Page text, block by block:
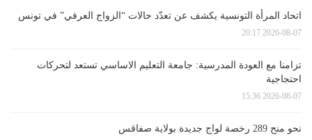
اتحاد المرأة التونسية يكشف عن تعدّد حالات “الزواج العرفي” في تونس
2026-08-07 20:17
تزامنا مع العودة المدرسية: جامعة التعليم الاساسي تستعد لتحركات
احتجاجية
2026-08-07 15:36
نحو منح 289 رخصة لواج جديدة بولاية صفاقس